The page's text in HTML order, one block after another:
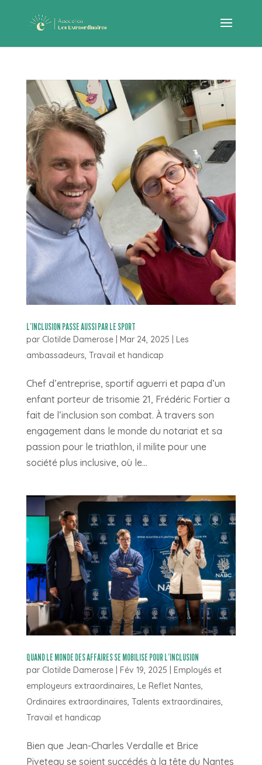
L’INCLUSION PASSE AUSSI PAR LE SPORT
par Clotilde Damerose| Mar 24, 2025
Les
ambassadeurs, Travail et handicap
Chef d’entreprise, sportif aguerri et papa d’un
enfant porteur de trisomie 21, Frédéric Fortier a
fait de l’inclusion son combat. À travers son
engagement dans le monde du notariat et sa
passion pour le triathlon, il milite pour une
société plus inclusive, où le...
QUAND LE MONDE DES AFFAIRES SE MOBILISE POUR L’INCLUSION
par Clotilde Damerose| Fév 19, 2025
Employés et
employeurs extraordinaires, Le Reflet Nantes,
Ordinaires extraordinaires, Talents extraordinaires,
Travail et handicap
Bien que Jean-Charles Verdalle et Brice
Piveteau se soient succédés à la tête du Nantes